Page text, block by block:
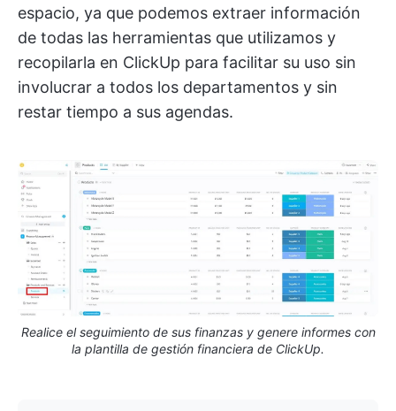
espacio, ya que podemos extraer información
de todas las herramientas que utilizamos y
recopilarla en ClickUp para facilitar su uso sin
involucrar a todos los departamentos y sin
restar tiempo a sus agendas.
Realice el seguimiento de sus finanzas y genere informes con
la plantilla de gestión financiera de ClickUp.